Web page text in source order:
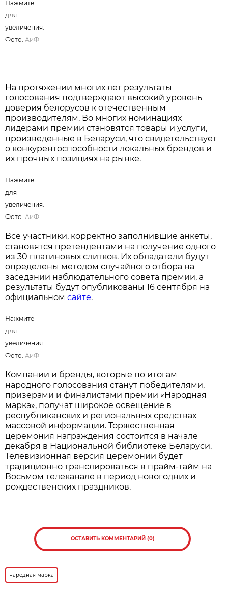
Именно такой формат делает результаты премии
определить реальные потребительские
предпочтения, уровень спонтанной
На протяжении многих лет результаты
голосования подтверждают высокий уровень
доверия белорусов к отечественным
лидерами премии становятся товары и услуги,
о конкурентоспособности локальных брендов и
их прочных позициях на рынке.
Все участники, корректно заполнившие анкеты,
становятся претендентами на получение одного
из 30 платиновых слитков. Их обладатели будут
заседании наблюдательного совета премии, а
результаты будут опубликованы 16 сентября на